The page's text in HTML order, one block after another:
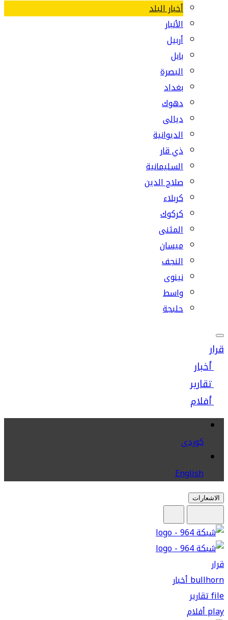
أخبار البلد
الأنبار
أربيل
بابل
البصرة
بغداد
دهوك
ديالى
الديوانية
ذي قار
السليمانية
صلاح الدين
كربلاء
كركوك
المثنى
ميسان
النجف
نينوى
واسط
حلبجة
قرار
أخبار
تقارير
أفلام
كوردى
English
الاشعارات
قرار
bullhornأخبار
fileتقارير
playأفلام